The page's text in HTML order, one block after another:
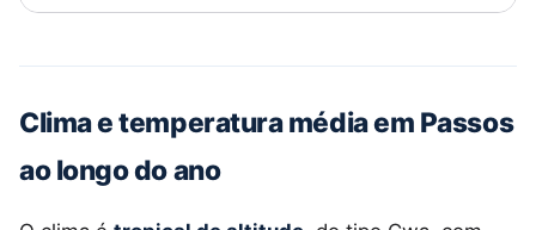
Clima e temperatura média em Passos
ao longo do ano